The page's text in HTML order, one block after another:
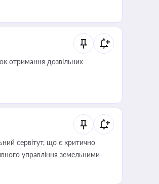
час оподаткування,
діяльності
отримання дозвільних
сервітут, що є критично
управління земельними